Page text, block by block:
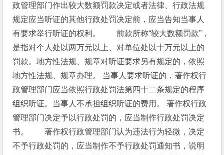
政管理部门作出较大数额罚款决定或者法律、行政法规
规定应当听证的其他行政处罚决定前，应当告知当事人
有要求举行听证的权利。　　前款所称“较大数额罚款”，
是指对个人处以两万元以上、对单位处以十万元以上的
罚款。地方性法规、规章对听证要求另有规定的，依照
地方性法规、规章办理。 当事人要求听证的，著作权行
政管理部门应当依照行政处罚法第四十二条规定的程序
组织听证。当事人不承担组织听证的费用。 著作权行政
管理部门决定予以行政处罚的，应当制作行政处罚决定
书。　　著作权行政管理部门认为违法行为轻微，决定
不予行政处罚的，应当制作不予行政处罚通知书，说明